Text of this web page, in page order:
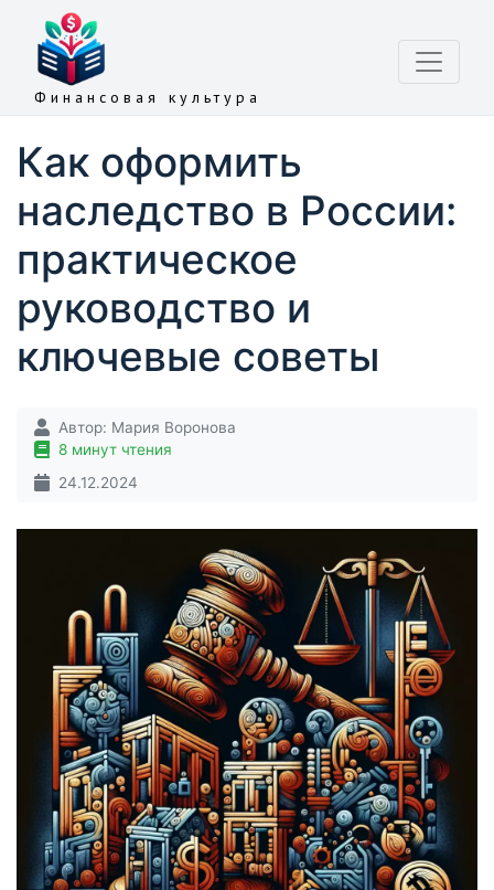
Финансовая культура
Как оформить
наследство в России:
практическое
руководство и
ключевые советы
Автор: Мария Воронова
8 минут чтения
24.12.2024